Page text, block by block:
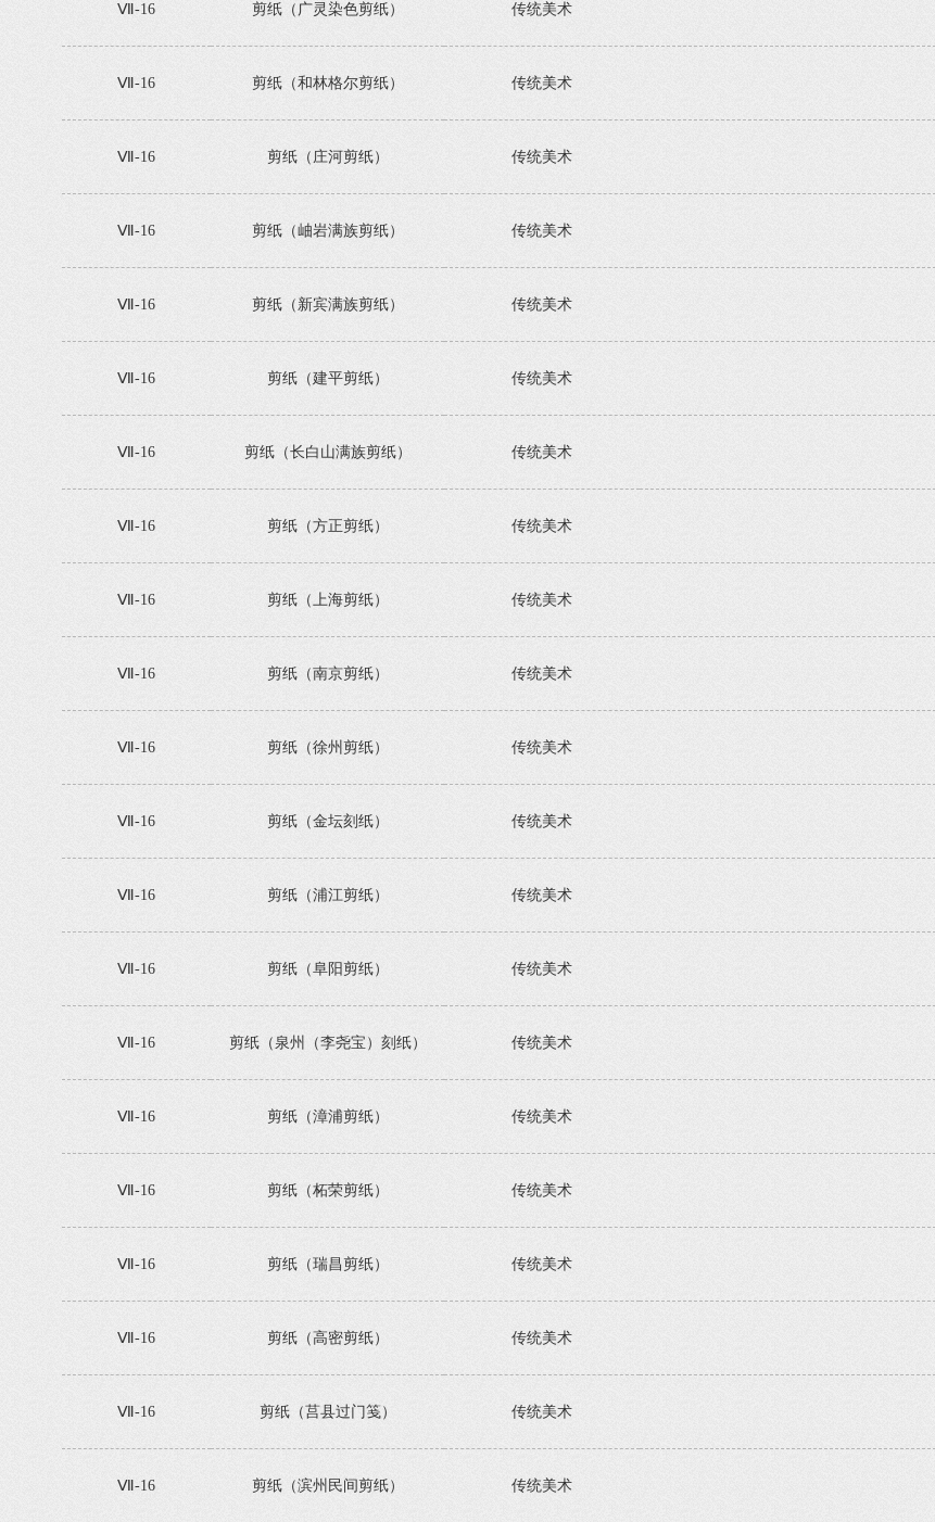
Ⅶ-16 剪纸（广灵染色剪纸） 传统美术
Ⅶ-16 剪纸（和林格尔剪纸） 传统美术
Ⅶ-16 剪纸（庄河剪纸） 传统美术
Ⅶ-16 剪纸（岫岩满族剪纸） 传统美术
Ⅶ-16 剪纸（新宾满族剪纸） 传统美术
Ⅶ-16 剪纸（建平剪纸） 传统美术
Ⅶ-16 剪纸（长白山满族剪纸） 传统美术
Ⅶ-16 剪纸（方正剪纸） 传统美术
Ⅶ-16 剪纸（上海剪纸） 传统美术
Ⅶ-16 剪纸（南京剪纸） 传统美术
Ⅶ-16 剪纸（徐州剪纸） 传统美术
Ⅶ-16 剪纸（金坛刻纸） 传统美术
Ⅶ-16 剪纸（浦江剪纸） 传统美术
Ⅶ-16 剪纸（阜阳剪纸） 传统美术
Ⅶ-16 剪纸（泉州（李尧宝）刻纸） 传统美术
Ⅶ-16 剪纸（漳浦剪纸） 传统美术
Ⅶ-16 剪纸（柘荣剪纸） 传统美术
Ⅶ-16 剪纸（瑞昌剪纸） 传统美术
Ⅶ-16 剪纸（高密剪纸） 传统美术
Ⅶ-16 剪纸（莒县过门笺） 传统美术
Ⅶ-16 剪纸（滨州民间剪纸） 传统美术